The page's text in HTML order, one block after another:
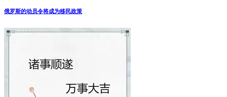
俄罗斯的动员令将成为移民政策